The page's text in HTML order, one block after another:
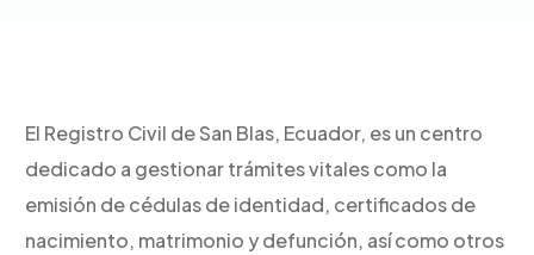
El Registro Civil de San Blas, Ecuador, es un centro
dedicado a gestionar trámites vitales como la
emisión de cédulas de identidad, certificados de
nacimiento, matrimonio y defunción, así como otros